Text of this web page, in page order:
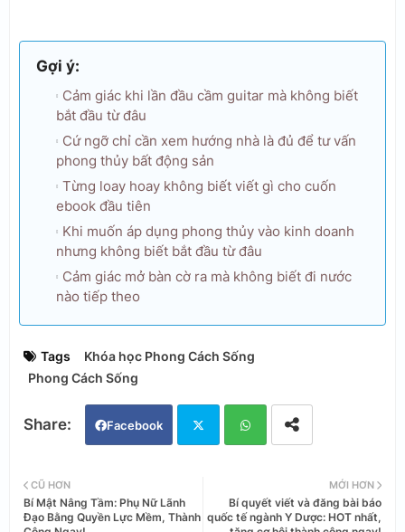
Gợi ý:
Cảm giác khi lần đầu cầm guitar mà không biết
bắt đầu từ đâu
Cứ ngỡ chỉ cần xem hướng nhà là đủ để tư vấn
phong thủy bất động sản
Từng loay hoay không biết viết gì cho cuốn
ebook đầu tiên
Khi muốn áp dụng phong thủy vào kinh doanh
nhưng không biết bắt đầu từ đâu
Cảm giác mở bàn cờ ra mà không biết đi nước
nào tiếp theo
Tags
Khóa học Phong Cách Sống
Phong Cách Sống
Facebook
ats
MỚI HƠN
Bí quyết viết và đăng bài báo
quốc tế ngành Y Dược: HOT nhất,
CŨ HƠN
Bí Mật Nâng Tầm: Phụ Nữ Lãnh
Đạo Bằng Quyền Lực Mềm, Thành